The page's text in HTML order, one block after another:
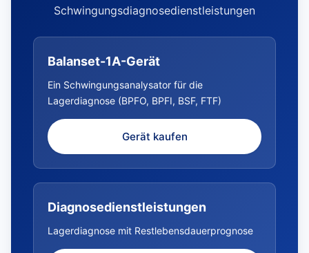
Schwingungsdiagnosedienstleistungen
Balanset-1A-Gerät
Ein Schwingungsanalysator für die
Lagerdiagnose (BPFO, BPFI, BSF, FTF)
Gerät kaufen
Diagnosedienstleistungen
Lagerdiagnose mit Restlebensdauerprognose